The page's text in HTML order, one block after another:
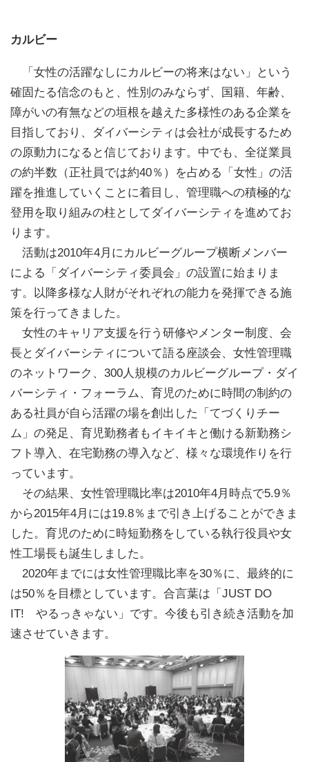
カルビー
「女性の活躍なしにカルビーの将来はない」という
確固たる信念のもと、性別のみならず、国籍、年齢、
障がいの有無などの垣根を越えた多様性のある企業を
目指しており、ダイバーシティは会社が成長するため
の原動力になると信じております。中でも、全従業員
の約半数（正社員では約40％）を占める「女性」の活
躍を推進していくことに着目し、管理職への積極的な
登用を取り組みの柱としてダイバーシティを進めてお
ります。
活動は2010年4月にカルビーグループ横断メンバー
による「ダイバーシティ委員会」の設置に始まりま
す。以降多様な人財がそれぞれの能力を発揮できる施
策を行ってきました。
女性のキャリア支援を行う研修やメンター制度、会
長とダイバーシティについて語る座談会、女性管理職
のネットワーク、300人規模のカルビーグループ・ダイ
バーシティ・フォーラム、育児のために時間の制約の
ある社員が自ら活躍の場を創出した「てづくりチー
ム」の発足、育児勤務者もイキイキと働ける新勤務シ
フト導入、在宅勤務の導入など、様々な環境作りを行
っています。
その結果、女性管理職比率は2010年4月時点で5.9％
から2015年4月には19.8％まで引き上げることができま
した。育児のために時短勤務をしている執行役員や女
性工場長も誕生しました。
2020年までには女性管理職比率を30％に、最終的に
は50％を目標としています。合言葉は「JUST DO
IT! やるっきゃない」です。今後も引き続き活動を加
速させていきます。